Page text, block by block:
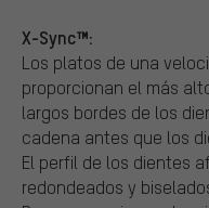
X-Sync™:
Los platos de una
proporcionan el más
largos bordes de los
cadena antes que los
El perfil de los dientes
redondeados y